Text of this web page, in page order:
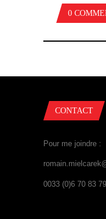
0
CONTACT
Pour me joindre :
0033 (0)6 70 83